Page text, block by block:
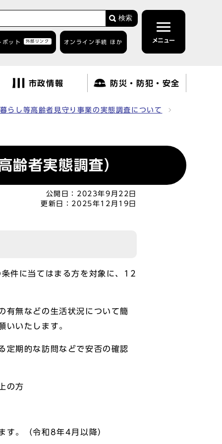
検索
ボット 外部リンク オンライン手続 ほか メニュー
市政情報 防災・防犯・安全
らし等高齢者見守り事業の実態調査について
齢者実態調査）
公開日： 2023年9月22日
更新日： 2025年12月19日
件に当てはまる方を対象に、12
無などの生活状況について簡
いいたします。
期的な訪問などで安否の確認
の方
す。（令和8年4月以降）